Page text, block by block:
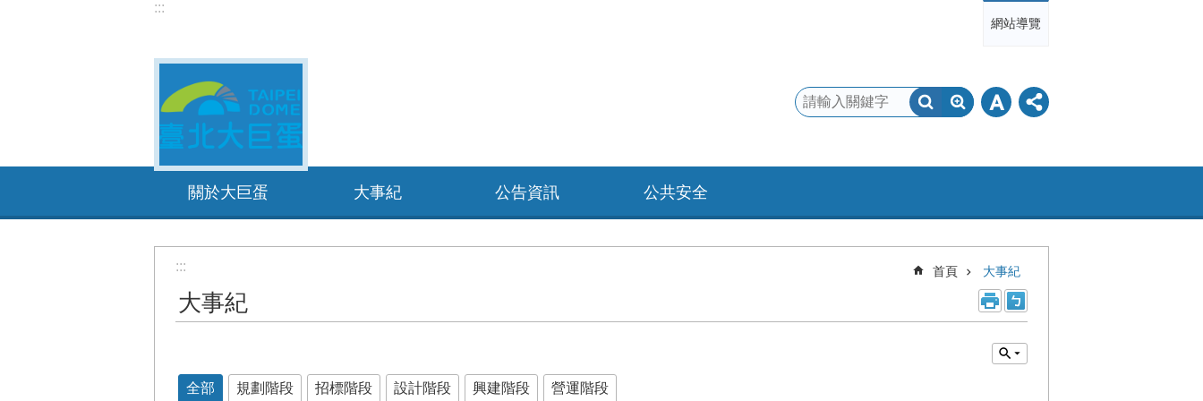
:::
網站導覽
關於大巨蛋 大事紀 公告資訊 公共安全
::: 首頁 大事紀
大事紀
全部 規劃階段 招標階段 設計階段 興建階段 營運階段